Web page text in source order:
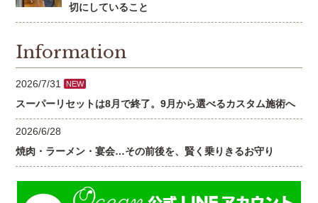
切にしていること
Information
2026/7/31 NEW
スーパーリセットは8月で終了。9月から選べるカスタム施術へ
2026/6/28
焼肉・ラーメン・宴会…その前後を、賢く乗りきるお守り